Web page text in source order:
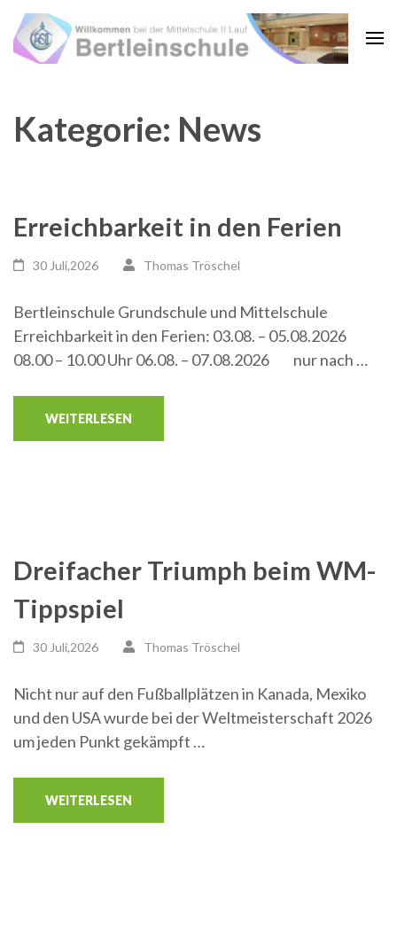
Zum
Inhalt
springen
Kategorie: News
Erreichbarkeit in den Ferien
30 Juli,2026 Thomas Tröschel
Bertleinschule Grundschule und Mittelschule
Erreichbarkeit in den Ferien: 03.08. – 05.08.2026
08.00 – 10.00 Uhr 06.08. – 07.08.2026 nur nach …
WEITERLESEN
Dreifacher Triumph beim WM-
Tippspiel
30 Juli,2026 Thomas Tröschel
Nicht nur auf den Fußballplätzen in Kanada, Mexiko
und den USA wurde bei der Weltmeisterschaft 2026
um jeden Punkt gekämpft …
WEITERLESEN